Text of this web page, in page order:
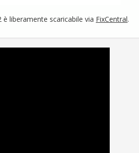
liberamente scaricabile via FixCentral.